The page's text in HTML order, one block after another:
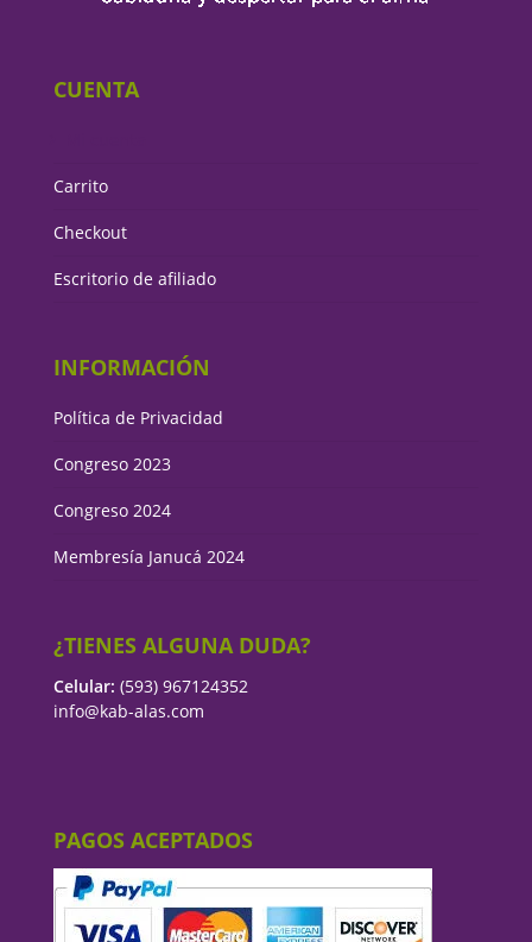
CUENTA
Carrito
Checkout
Escritorio de afiliado
INFORMACIÓN
Política de Privacidad
Congreso 2023
Congreso 2024
Membresía Janucá 2024
¿TIENES ALGUNA DUDA?
Celular: (593) 967124352
info@kab-alas.com
PAGOS ACEPTADOS